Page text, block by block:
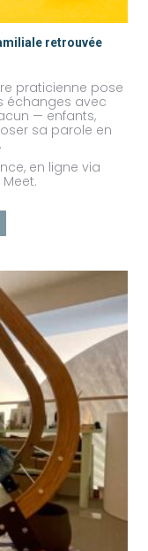
retrouvée
praticienne pose
échanges avec
— enfants,
sa parole en
en ligne via